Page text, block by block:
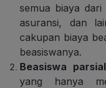
semua biaya
asuransi, dan
cakupan biaya
beasiswanya.
Beasiswa
yang hanya